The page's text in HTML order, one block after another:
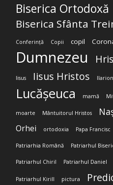
Biserica Ortodoxă
Biserica Sfânta
Conferință Copii copil
Dumnezeu
Iisus Iisus Hristos
Lucășeuca mamă
moarte Mântuitorul Hristos
Orhei ortodoxia Papa Francisc
Patriarhia Română Patriarhul
Patriarhul Chiril Patriarhul Daniel
Patriarhul Kirill pictura